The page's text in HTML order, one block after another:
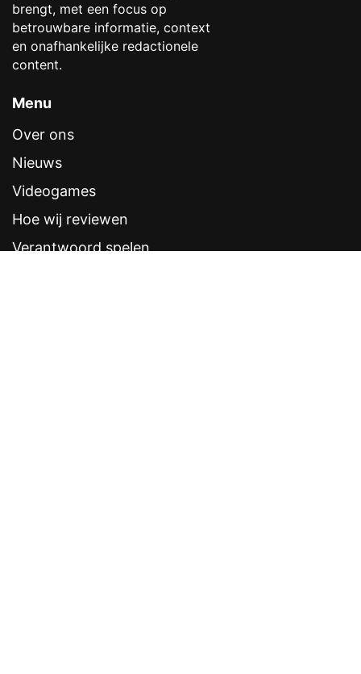
brengt, met een focus op
betrouwbare informatie, context
en onafhankelijke redactionele
content.
Menu
Over ons
Nieuws
Videogames
Hoe wij reviewen
Verantwoord spelen